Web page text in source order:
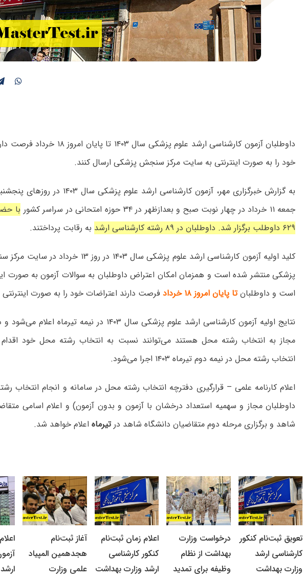
داوطلبان آزمون کارشناسی ارشد علوم پزشکی سال ۱۴۰۳
خود را به صورت اینترنتی به سایت مرکز سنجش پزشکی ارسال کنند.
جمعه ۱۱ خرداد در چهار نوبت صبح و بعدازظهر در ۳۴ حوزه امتحانی در سراسر کشور
۶۲۹ داوطلب برگزار شد. داوطلبان در ۸۹ رشته کارشناسی ارشد
به رقابت پرداختند.
کلید اولیه آزمون کارشناسی ارشد علوم پزشکی سال ۱۴۰۳ در
پزشکی منتشر شده است و همزمان امکان اعتراض داوطلبان به سوالات آزمون به صورت
است و داوطلبانتا پایان امروز ۱۸ خرداد فرصت دارند اعتراضات خود را به صورت اینترنتی
نتایج اولیه آزمون کارشناسی ارشد علوم پزشکی سال ۱۴۰۳ در نیمه
مجاز به انتخاب رشته محل هستند می‌توانند نسبت به انتخاب رشته محل خود اقدام
انتخاب رشته محل در نیمه دوم تیرماه ۱۴۰۳ اجرا می‌شود.
اعلام کارنامه علمی – قرارگیری دفترچه انتخاب رشته محل در سامانه و انجام انتخاب
داوطلبان مجاز و سهمیه استعداد درخشان با آزمون و بدون آزمون) و اعلام اسامی
شاهد و برگزاری مرحله دوم متقاضیان دانشگاه شاهد درتیرماهاعلام خواهد شد.
تعویق ثبت‌نام کنکور
کارشناسی ارشد
وزارت بهداشت
درخواست وزارت
بهداشت از نظام
وظیفه برای تمدید
اعلام زمان ثبت‌نام
کنکور کارشناسی
ارشد وزارت بهداشت
آغاز ثبت‌نام
هجدهمین المپیاد
علمی وزارت